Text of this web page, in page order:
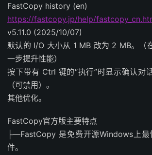
FastCopy history (en)
https://fastcopy.jp/help/
v5.11.0 (2025/10/07)
默认的 I/O 大小从 1 MB 改为 2 MB。（
一步提升性能）
按下带有 Ctrl 键的“执行”时显示确认对
（可禁用）。
其他优化。
FastCopy官方版主要特点
├—FastCopy 是免费开源Windows上
件。